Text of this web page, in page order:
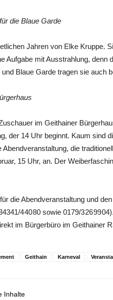
die Blaue Garde
Jahren von Elke Kruppe.
Aufgabe mit Ausstrahlung,
Blaue Garde tragen sie auch
im Geithainer
der 14 Uhr beginnt. Kaum sind
Abendveranstaltung, die
15 Uhr, an. Der
die Abendveranstaltung und
4 40 80 sowie 0179/3 26 99
im Bürgerbüro im Geithainer
Geithain Karneval
Inhalte